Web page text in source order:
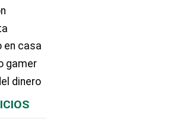
en casa
gamer
dinero